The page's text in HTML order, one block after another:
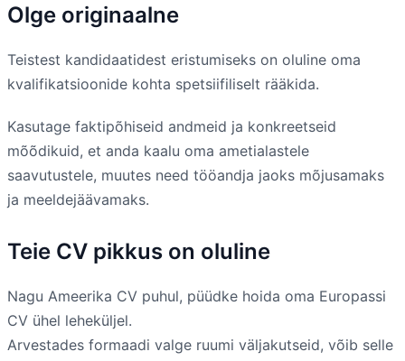
Olge originaalne
Teistest kandidaatidest eristumiseks on oluline oma
kvalifikatsioonide kohta spetsiifiliselt rääkida.
Kasutage faktipõhiseid andmeid ja konkreetseid
mõõdikuid, et anda kaalu oma ametialastele
saavutustele, muutes need tööandja jaoks mõjusamaks
ja meeldejäävamaks.
Teie CV pikkus on oluline
Nagu Ameerika CV puhul, püüdke hoida oma Europassi
CV ühel leheküljel.
Arvestades formaadi valge ruumi väljakutseid, võib selle